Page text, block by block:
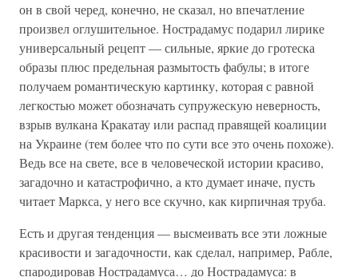
он в свой черед, конечно, не сказал, но впечатление
произвел оглушительное. Нострадамус подарил лирике
универсальный рецепт — сильные, яркие до гротеска
образы плюс предельная размытость фабулы; в итоге
получаем романтическую картинку, которая с равной
легкостью может обозначать супружескую неверность,
взрыв вулкана Кракатау или распад правящей коалиции
на Украине (тем более что по сути все это очень похоже).
Ведь все на свете, все в человеческой истории красиво,
загадочно и катастрофично, а кто думает иначе, пусть
читает Маркса, у него все скучно, как кирпичная труба.
Есть и другая тенденция — высмеивать все эти ложные
красивости и загадочности, как сделал, например, Рабле,
спародировав Нострадамуса… до Нострадамуса: в